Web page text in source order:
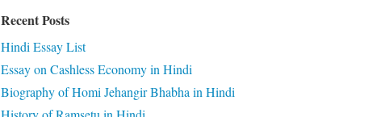
Recent Posts
Hindi Essay List
Essay on Cashless Economy in Hindi
Biography of Homi Jehangir Bhabha in Hindi